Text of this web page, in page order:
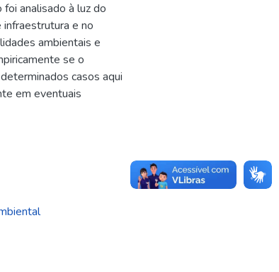
analisado à luz do
e no
ambientais e
se o
casos aqui
em eventuais